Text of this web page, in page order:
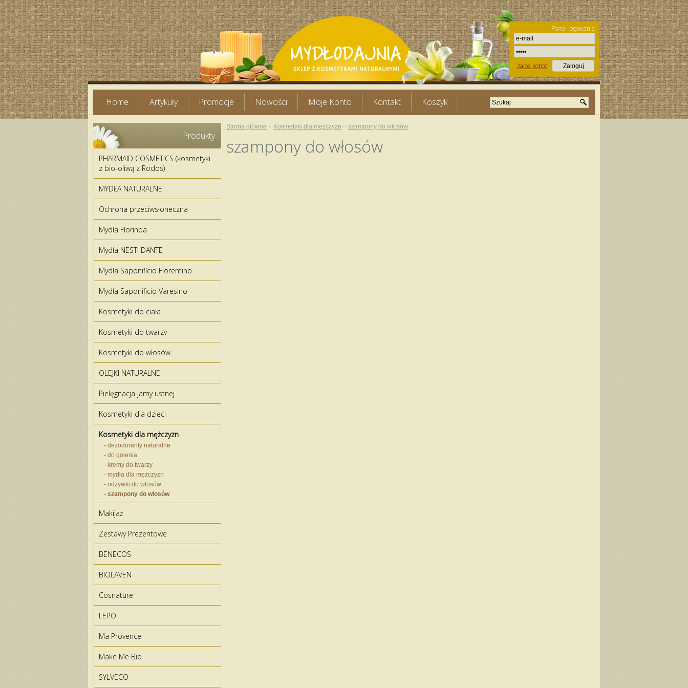
Panel logowania
założ konto
Home Artykuły Promocje Nowości Moje Konto Kontakt Koszyk
Produkty
PHARMAID COSMETICS (kosmetyki
z bio-oliwą z Rodos)
MYDŁA NATURALNE
Ochrona przeciwsłoneczna
Mydła Florinda
Mydła NESTI DANTE
Mydła Saponificio Fiorentino
Mydła Saponificio Varesino
Kosmetyki do ciała
Kosmetyki do twarzy
Kosmetyki do włosów
OLEJKI NATURALNE
Pielęgnacja jamy ustnej
Kosmetyki dla dzieci
Kosmetyki dla mężczyzn
- dezodoranty naturalne
- do golenia
- kremy do twarzy
- mydła dla mężczyzn
- odżywki do włosów
- szampony do włosów
Makijaż
Zestawy Prezentowe
BENECOS
BIOLAVEN
Cosnature
LEPO
Ma Provence
Make Me Bio
SYLVECO
Strona główna » Kosmetyki dla mężczyzn » szampony do włosów
szampony do włosów